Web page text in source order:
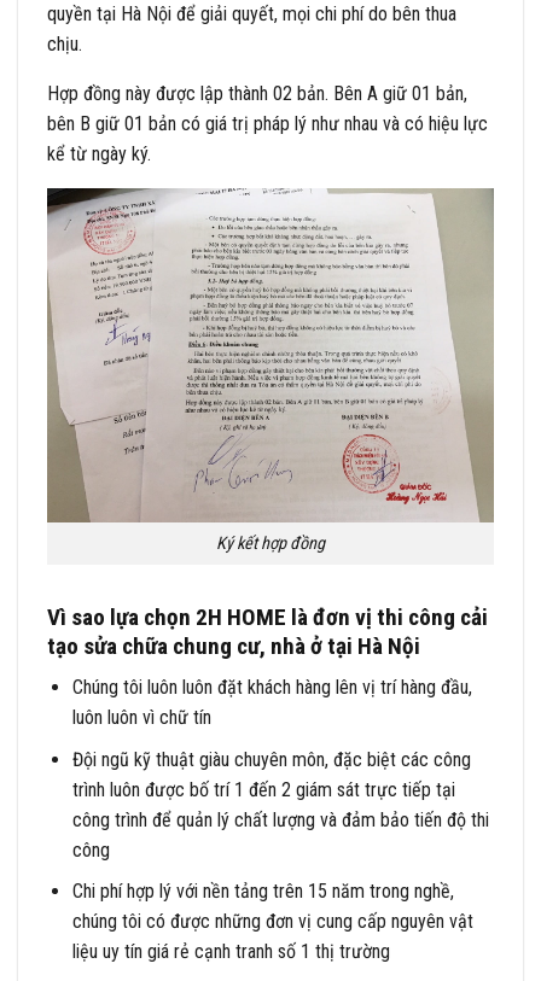
quyền tại Hà Nội để giải quyết, mọi chi phí do bên thua
chịu.
Hợp đồng này được lập thành 02 bản. Bên A giữ 01 bản,
bên B giữ 01 bản có giá trị pháp lý như nhau và có hiệu lực
kể từ ngày ký.
Ký kết hợp đồng
Vì sao lựa chọn 2H HOME làđơn vị thi công cải
tạo sửa chữa chung cư, nhà ở tại Hà Nội
Chúng tôi luôn luôn đặt khách hàng lên vị trí hàng đầu,
luôn luôn vì chữ tín
Đội ngũ kỹ thuật giàu chuyên môn, đặc biệt các công
trình luôn được bố trí 1 đến 2 giám sát trực tiếp tại
công trình để quản lý chất lượng và đảm bảo tiến độ thi
công
Chi phí hợp lý với nền tảng trên 15 năm trong nghề,
chúng tôi có được những đơn vị cung cấp nguyên vật
liệu uy tín giá rẻ cạnh tranh số 1 thị trường